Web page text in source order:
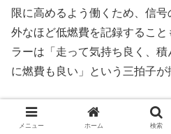
限に高めるよう働くため、信
外なほど低燃費を記録するこ
ラーは「走って気持ち良く、
に燃費も良い」という三拍子が
燃費ばかりを優先して選んだ
になるケースも少なくありま
メニュー ホーム 検索